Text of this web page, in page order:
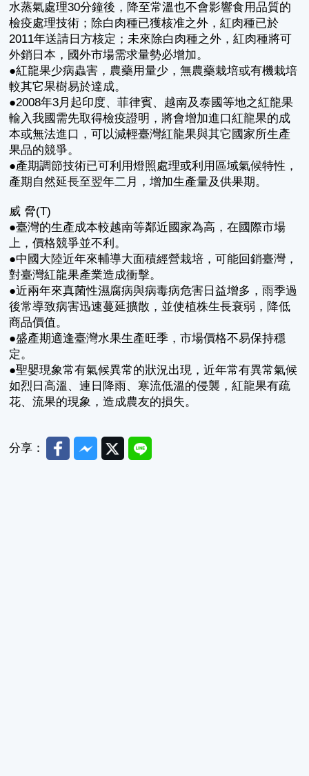
水蒸氣處理30分鐘後，降至常溫也不會影響食用品質的
檢疫處理技術；除白肉種已獲核准之外，紅肉種已於
2011年送請日方核定；未來除白肉種之外，紅肉種將可
外銷日本，國外市場需求量勢必增加。
●紅龍果少病蟲害，農藥用量少，無農藥栽培或有機栽培
較其它果樹易於達成。
●2008年3月起印度、菲律賓、越南及泰國等地之紅龍果
輸入我國需先取得檢疫證明，將會增加進口紅龍果的成
本或無法進口，可以減輕臺灣紅龍果與其它國家所生產
果品的競爭。
●產期調節技術已可利用燈照處理或利用區域氣候特性，
產期自然延長至翌年二月，增加生產量及供果期。
威 脅(T)
●臺灣的生產成本較越南等鄰近國家為高，在國際市場
上，價格競爭並不利。
●中國大陸近年來輔導大面積經營栽培，可能回銷臺灣，
對臺灣紅龍果產業造成衝擊。
●近兩年來真菌性濕腐病與病毒病危害日益增多，雨季過
後常導致病害迅速蔓延擴散，並使植株生長衰弱，降低
商品價值。
●盛產期適逢臺灣水果生產旺季，市場價格不易保持穩
定。
●聖嬰現象常有氣候異常的狀況出現，近年常有異常氣候
如烈日高溫、連日降雨、寒流低溫的侵襲，紅龍果有疏
花、流果的現象，造成農友的損失。
分享： FacebookMessenger
TwitterLine